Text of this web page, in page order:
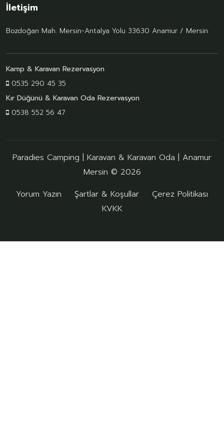
İletişim
Bozdoğan Mah. Mersin-Antalya Yolu 33630 Anamur / Mersin
Kamp & Karavan Rezervasyon
0535 290 45 35
Kır Düğünü & Karavan Oda Rezervasyon
0538 552 56 47
Paradies Camping | Karavan & Karavan Oda | Anamur
Mersin © 2026
Yorum Yazın
Şartlar & Koşullar
Çerez Politikası
KVKK